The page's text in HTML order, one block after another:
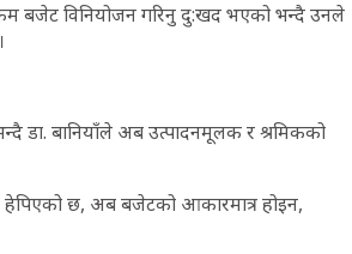
कम बजेट विनियोजन गरिनु दु:खद भएको भन्दै उनले
डा. बानियाँले अब उत्पादनमूलक र श्रमिकको
हेपिएको छ, अब बजेटको आकारमात्र होइन,